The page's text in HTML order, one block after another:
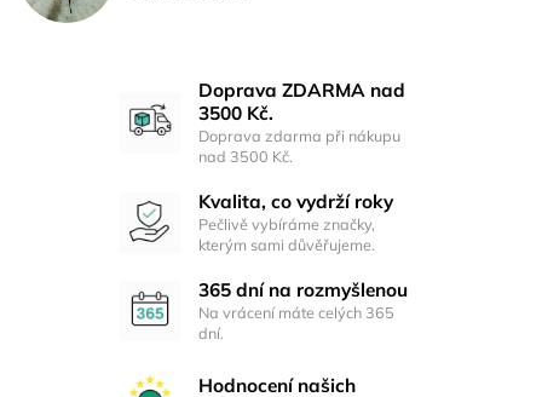
Doprava ZDARMA nad
3500 Kč.
Doprava zdarma při nákupu
nad 3500 Kč.
Kvalita, co vydrží roky
Pečlivě vybíráme značky,
kterým sami důvěřujeme.
365 dní na rozmyšlenou
Na vrácení máte celých 365
dní.
Hodnocení našich